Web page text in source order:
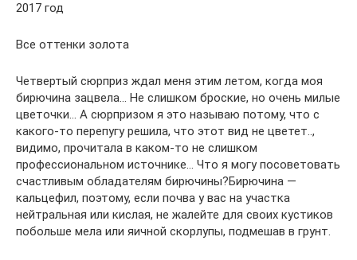
2017 год
Все оттенки золота
Четвертый сюрприз ждал меня этим летом, когда моя
бирючина зацвела… Не слишком броские, но очень милые
цветочки… А сюрпризом я это называю потому, что с
какого-то перепугу решила, что этот вид не цветет..,
видимо, прочитала в каком-то не слишком
профессиональном источнике… Что я могу посоветовать
счастливым обладателям бирючины?Бирючина —
кальцефил, поэтому, если почва у вас на участка
нейтральная или кислая, не жалейте для своих кустиков
побольше мела или яичной скорлупы, подмешав в грунт.